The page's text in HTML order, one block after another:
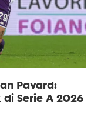
Pavard:
di Serie A 2026